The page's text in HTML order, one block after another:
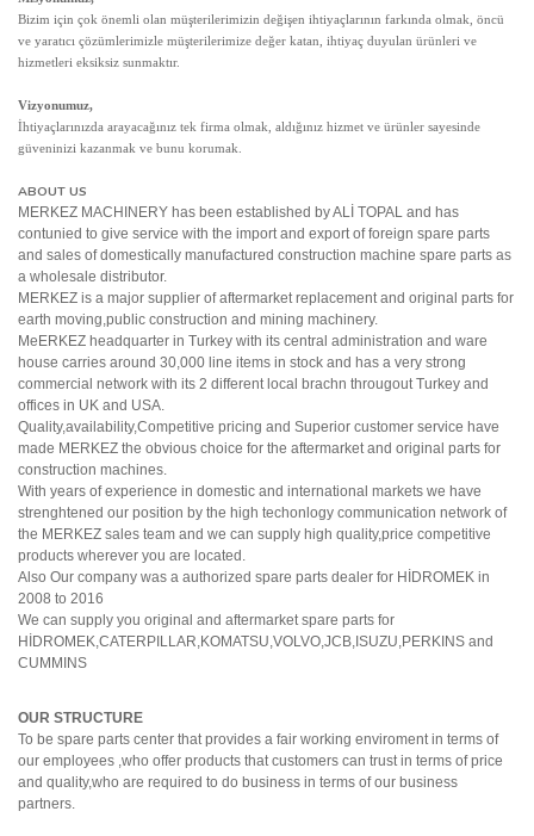
Bizim için çok önemli olan müşterilerimizin değişen ihtiyaçlarının farkında olmak, öncü
ve yaratıcı çözümlerimizle müşterilerimize değer katan, ihtiyaç duyulan ürünleri ve
hizmetleri eksiksiz sunmaktır.
Vizyonumuz,
İhtiyaçlarınızda arayacağınız tek firma olmak, aldığınız hizmet ve ürünler sayesinde
güveninizi kazanmak ve bunu korumak.
ABOUT US
MERKEZ MACHINERY has been established by ALİ TOPAL and has
contunied to give service with the import and export of foreign spare parts
and sales of domestically manufactured construction machine spare parts as
a wholesale distributor.
MERKEZ is a major supplier of aftermarket replacement and original parts for
earth moving,public construction and mining machinery.
MeERKEZ headquarter in Turkey with its central administration and ware
house carries around 30,000 line items in stock and has a very strong
commercial network with its 2 different local brachn througout Turkey and
offices in UK and USA.
Quality,availability,Competitive pricing and Superior customer service have
made MERKEZ the obvious choice for the aftermarket and original parts for
construction machines.
With years of experience in domestic and international markets we have
strenghtened our position by the high techonlogy communication network of
the MERKEZ sales team and we can supply high quality,price competitive
products wherever you are located.
Also Our company was a authorized spare parts dealer for HİDROMEK in
2008 to 2016
We can supply you original and aftermarket spare parts for
HİDROMEK,CATERPILLAR,KOMATSU,VOLVO,JCB,ISUZU,PERKINS and
CUMMINS
OUR STRUCTURE
To be spare parts center that provides a fair working enviroment in terms of
our employees ,who offer products that customers can trust in terms of price
and quality,who are required to do business in terms of our business
partners.